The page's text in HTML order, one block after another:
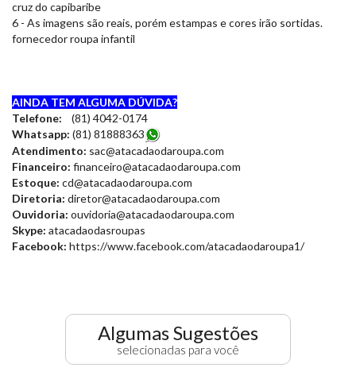
cruz do capibaribe
6 - As imagens são reais, porém estampas e cores irão sortidas.
fornecedor roupa infantil
AINDA TEM ALGUMA DÚVIDA?
Telefone: (81) 4042-0174
Whatsapp: (81) 81888363
Atendimento: sac@atacadaodaroupa.com
Financeiro: financeiro@atacadaodaroupa.com
Estoque: cd@atacadaodaroupa.com
Diretoria: diretor@atacadaodaroupa.com
Ouvidoria: ouvidoria@atacadaodaroupa.com
Skype: atacadaodasroupas
Facebook: https://www.facebook.com/atacadaodaroupa1/
Algumas Sugestões
selecionadas para você